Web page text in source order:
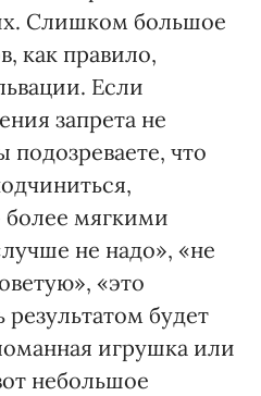
Слишком большое
как правило,
Если
запрета не
подозреваете, что
более мягкими
не надо», «не
«это
будет
игрушка или
небольшое